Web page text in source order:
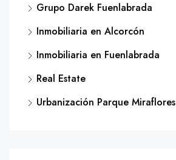
Grupo Darek Fuenlabrada
Inmobiliaria en Alcorcón
Inmobiliaria en Fuenlabrada
Real Estate
Urbanización Parque Miraflores